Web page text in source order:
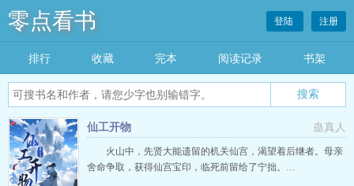
零点看书 登陆 注册
排行 收藏 完本 阅读记录 书架
蛊真人
仙工开物
火山中，先贤大能遗留的机关仙宫，渴望着后继者。母亲
舍命争取，获得仙宫宝印，临死前留给了宁拙。…